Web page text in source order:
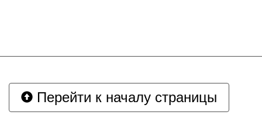
Перейти к началу страницы